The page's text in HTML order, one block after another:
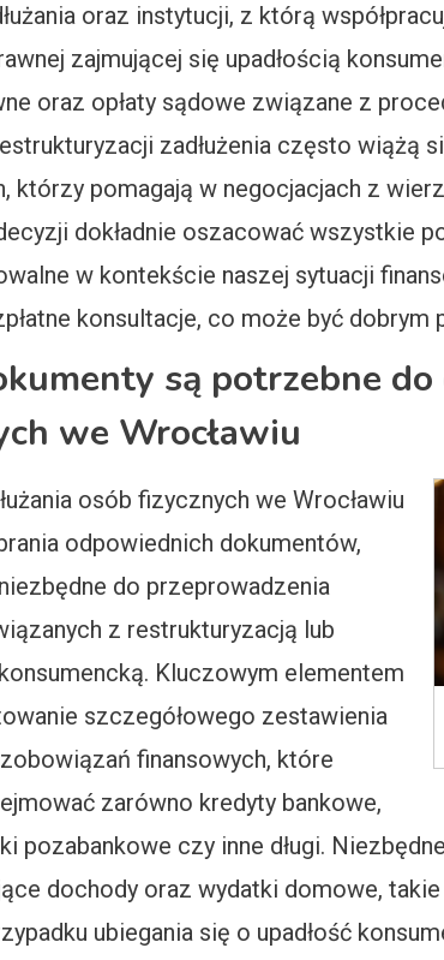
oraz instytucji, z którą
zajmującej się upadłością
oraz opłaty sądowe związane z
zadłużenia często wiążą
którzy pomagają w negocjacjach z
dokładnie oszacować wszystkie
w kontekście naszej sytuacji
konsultacje, co może być dobrym
są potrzebne do
we Wrocławiu
osób fizycznych we Wrocławiu
odpowiednich dokumentów,
do przeprowadzenia
z restrukturyzacją lub
Kluczowym elementem
szczegółowego zestawienia
finansowych, które
zarówno kredyty bankowe,
pozabankowe czy inne długi.
dochody oraz wydatki domowe,
ubiegania się o upadłość